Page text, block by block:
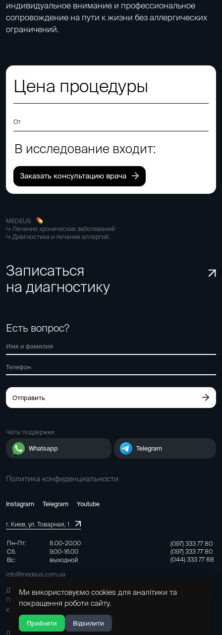
индивидуальное внимание и профессиональное
сопровождение на пути к жизни без аллергических
ограничений.
Цена процедуры
От
В исследование входит:
Заказать консультацию врача
MEDEUS
Лечение хронических заболеваний
Диагностика и лечение аллергий.
Записаться
на диагностику
Есть вопрос?
Отправить
Чаты поддержки
Whatsapp Telegram
Политика конфиденциальности
Instagram Telegram Youtube
г. Киев, ул. Товарная, 1
Пн-Пт:
8.00-20.00
Сб.
9.00-16.00
Вс:
выходной
(097) 333 77 80
(097) 333 77 80
(044) 333 77 88
info@medeus.com.ua
Договор на оказание медицинских услуг
Правила пребывания и обслуживания
Карта сайта
Лицензия на медицинскую практику выдана приказом Минздрава от
Ми використовуємо cookies для аналітики та
покращення роботи сайту.
Прийняти Відхилити